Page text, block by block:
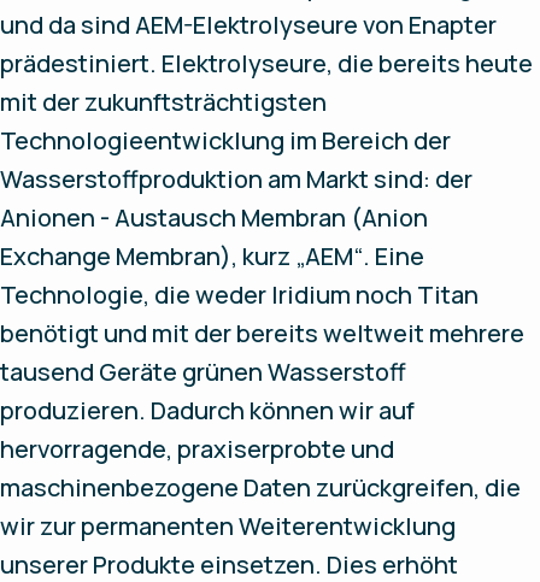
und da sind AEM-Elektrolyseure von Enapter
prädestiniert. Elektrolyseure, die bereits heute
mit der zukunftsträchtigsten
Technologieentwicklung im Bereich der
Wasserstoffproduktion am Markt sind: der
Anionen - Austausch Membran (Anion
Exchange Membran), kurz „AEM“. Eine
Technologie, die weder Iridium noch Titan
benötigt und mit der bereits weltweit mehrere
tausend Geräte grünen Wasserstoff
produzieren. Dadurch können wir auf
hervorragende, praxiserprobte und
maschinenbezogene Daten zurückgreifen, die
wir zur permanenten Weiterentwicklung
unserer Produkte einsetzen. Dies erhöht